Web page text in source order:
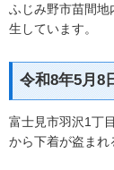
ふじみ野市苗間地
生しています。
令和8年5月8
富士見市羽沢1丁
から下着が盗まれ